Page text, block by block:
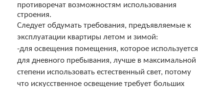
противоречат возможностям использования
строения.
Следует обдумать требования, предъявляемые к
эксплуатации квартиры летом и зимой:
-для освещения помещения, которое используется
для дневного пребывания, лучше в максимальной
степени использовать естественный свет, потому
что искусственное освещение требует больших